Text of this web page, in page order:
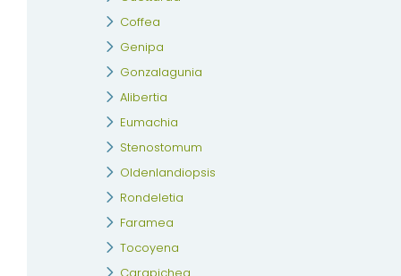
Coffea
Genipa
Gonzalagunia
Alibertia
Eumachia
Stenostomum
Oldenlandiopsis
Rondeletia
Faramea
Tocoyena